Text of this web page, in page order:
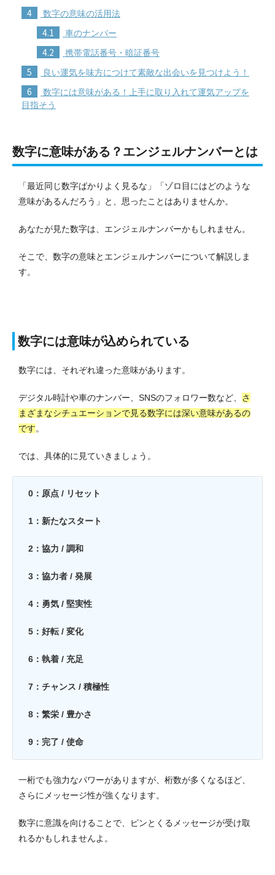
4 数字の意味の活用法
4.1 車のナンバー
4.2 携帯電話番号・暗証番号
5 良い運気を味方につけて素敵な出会いを見つけよう！
6
数字には意味がある！上手に取り入れて運気アップを
目指そう
数字に意味がある？エンジェルナンバーとは
「最近同じ数字ばかりよく見るな」「ゾロ目にはどのような
意味があるんだろう」と、思ったことはありませんか。
あなたが見た数字は、エンジェルナンバーかもしれません。
そこで、数字の意味とエンジェルナンバーについて解説しま
す。
数字には意味が込められている
数字には、それぞれ違った意味があります。
デジタル時計や車のナンバー、SNSのフォロワー数など、 さ
まざまなシチュエーションで見る数字には深い意味があるの
です。
では、具体的に見ていきましょう。
0：原点 / リセット
1：新たなスタート
2：協力 / 調和
3：協力者 / 発展
4：勇気 / 堅実性
5：好転 / 変化
6：執着 / 充足
7：チャンス / 積極性
8：繁栄 / 豊かさ
9：完了 / 使命
一桁でも強力なパワーがありますが、桁数が多くなるほど、
さらにメッセージ性が強くなります。
数字に意識を向けることで、ピンとくるメッセージが受け取
れるかもしれませんよ。